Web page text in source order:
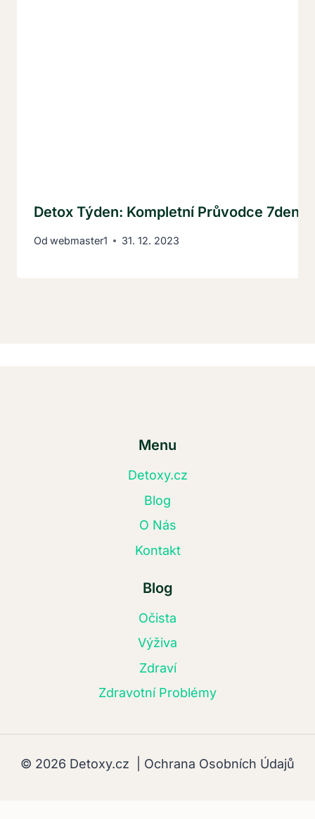
Detox Týden: Kompletní Průvodce
Od webmaster1 31. 12. 2023
Menu
Detoxy.cz
Blog
O Nás
Kontakt
Blog
Očista
Výživa
Zdraví
Zdravotní Problémy
© 2026 Detoxy.cz | Ochrana Osobních Údajů